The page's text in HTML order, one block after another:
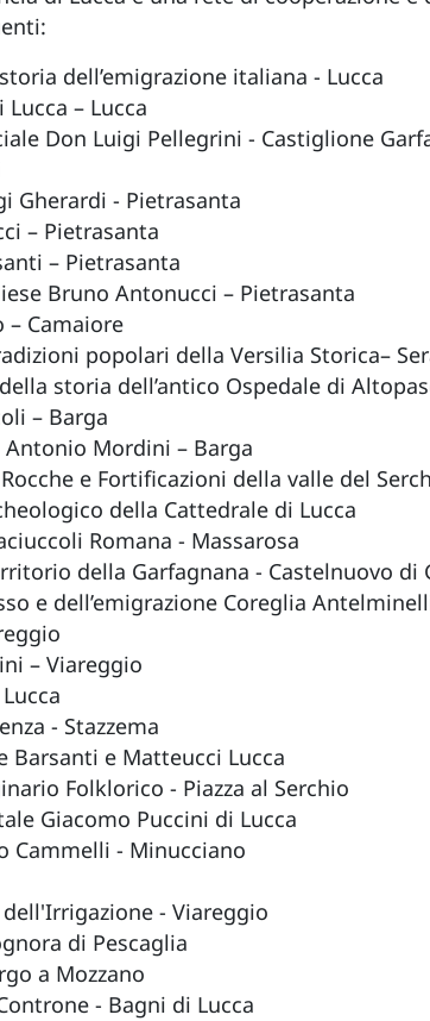
dell’emigrazione italiana - Lucca
– Lucca
Don Luigi Pellegrini - Castiglione
Gherardi - Pietrasanta
– Pietrasanta
– Pietrasanta
Bruno Antonucci – Pietrasanta
– Camaiore
popolari della Versilia Storica–
storia dell’antico Ospedale di
– Barga
Mordini – Barga
e Fortificazioni della valle del
della Cattedrale di Lucca
Romana - Massarosa
della Garfagnana - Castelnuovo di
e dell’emigrazione Coreglia
– Viareggio
- Stazzema
Barsanti e Matteucci Lucca
Folklorico - Piazza al Serchio
Giacomo Puccini di Lucca
Cammelli - Minucciano
- Viareggio
di Pescaglia
a Mozzano
- Bagni di Lucca